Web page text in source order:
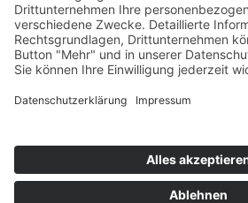
Verpackungsmaterialien
Lager-/Transportsysteme
Schaumstoffe
|Datenschutz